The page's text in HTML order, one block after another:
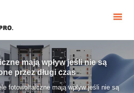
mają wpływ jeśli nie są
przez długi czas
fotowoltaiczne mają wpływ jeśli nie są